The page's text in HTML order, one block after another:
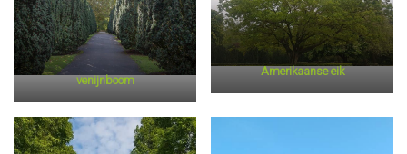
venijnboom
Amerikaanse eik